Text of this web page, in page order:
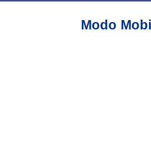
Modo